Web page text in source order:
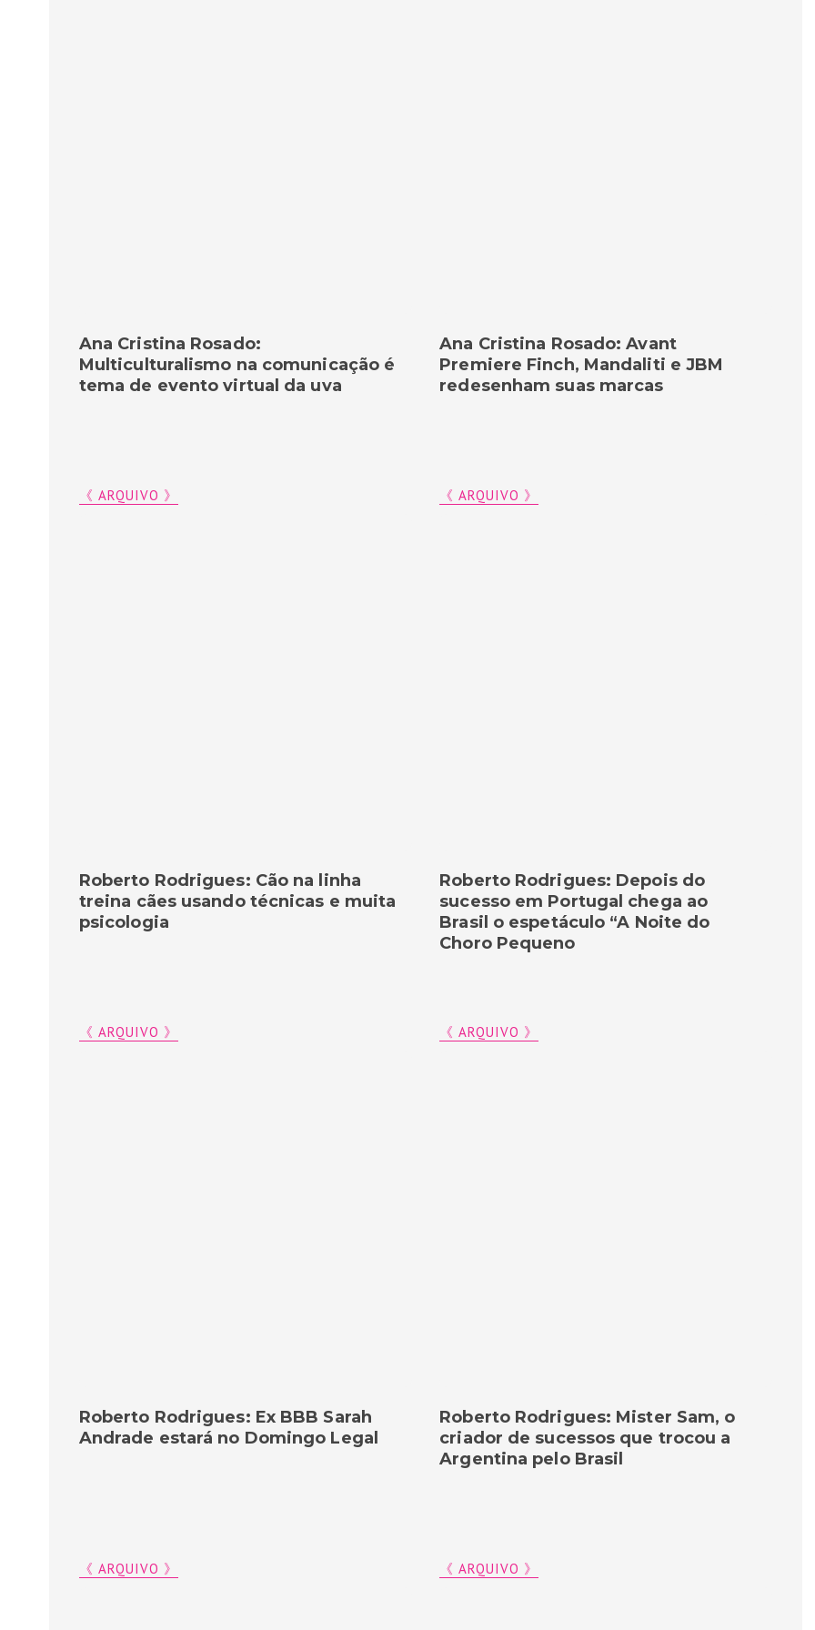
Ana Cristina Rosado: Avant
Premiere Finch, Mandaliti e JBM
redesenham suas marcas
Ana Cristina Rosado:
Multiculturalismo na comunicação é
tema de evento virtual da uva
《 ARQUIVO 》
Roberto Rodrigues: Depois do
sucesso em Portugal chega ao
Brasil o espetáculo “A Noite do
Choro Pequeno
《 ARQUIVO 》
Roberto Rodrigues: Cão na linha
treina cães usando técnicas e muita
psicologia
《 ARQUIVO 》
Roberto Rodrigues: Mister Sam, o
criador de sucessos que trocou a
Argentina pelo Brasil
《 ARQUIVO 》
Roberto Rodrigues: Ex BBB Sarah
Andrade estará no Domingo Legal
《 ARQUIVO 》
《 ARQUIVO 》